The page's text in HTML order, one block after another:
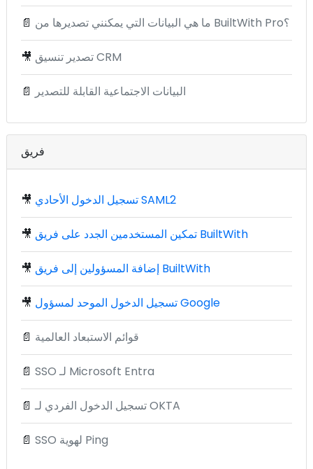
📄 ما هي البيانات التي يمكنني تصديرها من BuiltWith Pro؟
🎥 تصدير تنسيق CRM
📄 البيانات الاجتماعية القابلة للتصدير
فريق
🎥 تسجيل الدخول الأحادي SAML2
🎥 تمكين المستخدمين الجدد على فريق BuiltWith
🎥 إضافة المسؤولين إلى فريق BuiltWith
🎥 تسجيل الدخول الموحد لمسؤول Google
📄 قوائم الاستبعاد العالمية
📄 SSO لـ Microsoft Entra
📄 تسجيل الدخول الفردي لـ OKTA
📄 SSO لهوية Ping